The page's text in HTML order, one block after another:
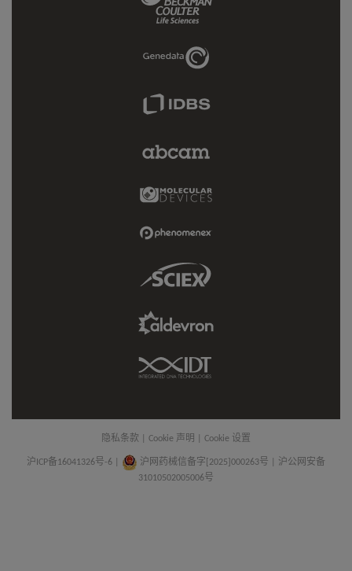
Coulter
Link
Genedata
Link
IDBS
Abcam
Molecular
Link
Phenomenex
Sciex
Link
IDT
Link
隐私条款 Cookie 声明 Cookie 设置
沪ICP备16041326号-6
沪网药械信备字[2025]000263号 | 沪公网安备
31010502005006号